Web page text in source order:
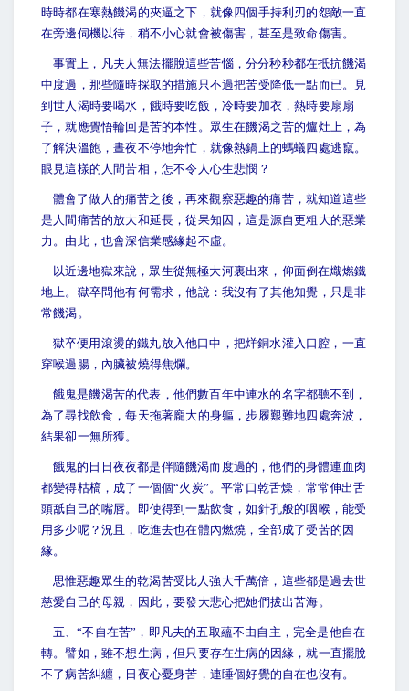
時時都在寒熱饑渴的夾逼之下，就像四個手持利刃的怨敵一直
在旁邊伺機以待，稍不小心就會被傷害，甚至是致命傷害。
事實上，凡夫人無法擺脫這些苦惱，分分秒秒都在抵抗饑渴
中度過，那些隨時採取的措施只不過把苦受降低一點而已。見
到世人渴時要喝水，餓時要吃飯，冷時要加衣，熱時要扇扇
子，就應覺悟輪回是苦的本性。眾生在饑渴之苦的爐灶上，為
了解決溫飽，晝夜不停地奔忙，就像熱鍋上的螞蟻四處逃竄。
眼見這樣的人間苦相，怎不令人心生悲憫？
體會了做人的痛苦之後，再來觀察惡趣的痛苦，就知道這些
是人間痛苦的放大和延長，從果知因，這是源自更粗大的惡業
力。由此，也會深信業感緣起不虛。
以近邊地獄來說，眾生從無極大河裏出來，仰面倒在熾燃鐵
地上。獄卒問他有何需求，他說：我沒有了其他知覺，只是非
常饑渴。
獄卒便用滾燙的鐵丸放入他口中，把烊銅水灌入口腔，一直
穿喉過腸，內臟被燒得焦爛。
餓鬼是饑渴苦的代表，他們數百年中連水的名字都聽不到，
為了尋找飲食，每天拖著龐大的身軀，步履艱難地四處奔波，
結果卻一無所獲。
餓鬼的日日夜夜都是伴隨饑渴而度過的，他們的身體連血肉
都變得枯槁，成了一個個“火炭”。平常口乾舌燥，常常伸出舌
頭舐自己的嘴唇。即使得到一點飲食，如針孔般的咽喉，能受
用多少呢？況且，吃進去也在體內燃燒，全部成了受苦的因
緣。
思惟惡趣眾生的乾渴苦受比人強大千萬倍，這些都是過去世
慈愛自己的母親，因此，要發大悲心把她們拔出苦海。
五、“不自在苦”，即凡夫的五取蘊不由自主，完全是他自在
轉。譬如，雖不想生病，但只要存在生病的因緣，就一直擺脫
不了病苦糾纏，日夜心憂身苦，連睡個好覺的自在也沒有。